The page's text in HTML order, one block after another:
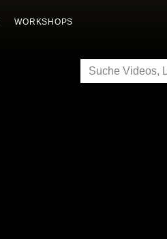
WORKSHOPS
SUCHE